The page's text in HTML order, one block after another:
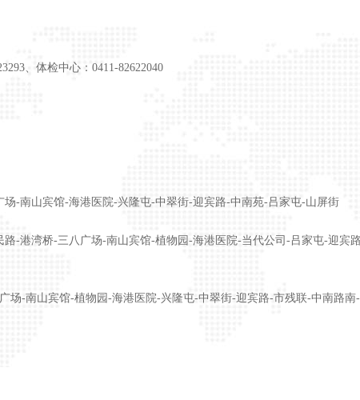
、体检中心：0411-82622040
-南山宾馆-海港医院-兴隆屯-中翠街-迎宾路-中南苑-吕家屯-山屏街
-港湾桥-三八广场-南山宾馆-植物园-海港医院-当代公司-吕家屯-迎宾
场-南山宾馆-植物园-海港医院-兴隆屯-中翠街-迎宾路-市残联-中南路